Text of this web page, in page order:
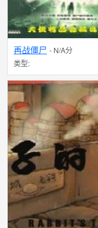
再战僵尸 - N/A分
类型: